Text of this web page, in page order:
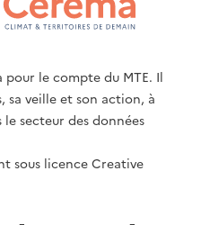
le compte du MTE. Il
sa veille et son action, à
secteur des données
sous licence Creative